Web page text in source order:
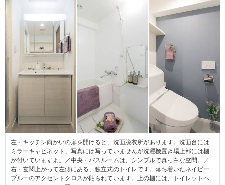
左・キッチン向かいの扉を開けると、洗面脱衣所があります。洗面台には
ミラーキャビネット、写真には写っていませんが洗濯機置き場上部には棚
が付いていますよ。／中央・バスルームは、シンプルで真っ白な空間。／
右・玄関上がって左側にある、独立式のトイレです。落ち着いたネイビー
ブルーのアクセントクロスが貼られています。上の棚には、トイレットペ